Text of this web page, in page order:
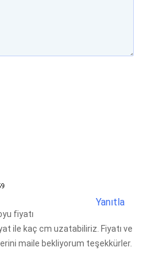
Yanıtla
fiyatı
ile kaç cm uzatabiliriz. Fiyatı ve
maile bekliyorum teşekkürler.